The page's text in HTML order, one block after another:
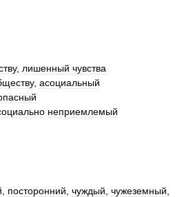
, лишенный чувства
, асоциальный
неприемлемый
посторонний чуждый чужеземный